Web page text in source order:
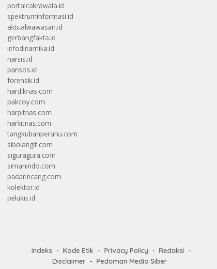
portalcakrawala.id
spektruminformasi.id
aktualwawasan.id
gerbangfakta.id
infodinamika.id
narsis.id
pansos.id
forensik.id
hardiknas.com
pakcoy.com
harpitnas.com
harkitnas.com
tangkubanperahu.com
sibolangit.com
siguragura.com
simanindo.com
padarincang.com
kolektor.id
pelukis.id
Indeks Kode Etik Privacy Policy
Redaksi
Disclaimer
Pedoman Media Siber